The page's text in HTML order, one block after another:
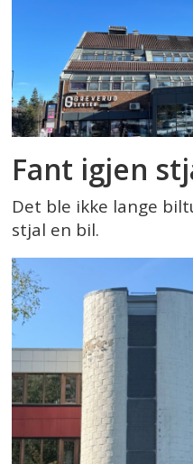
Fant igjen
Det ble ikke lange
stjal en bil.